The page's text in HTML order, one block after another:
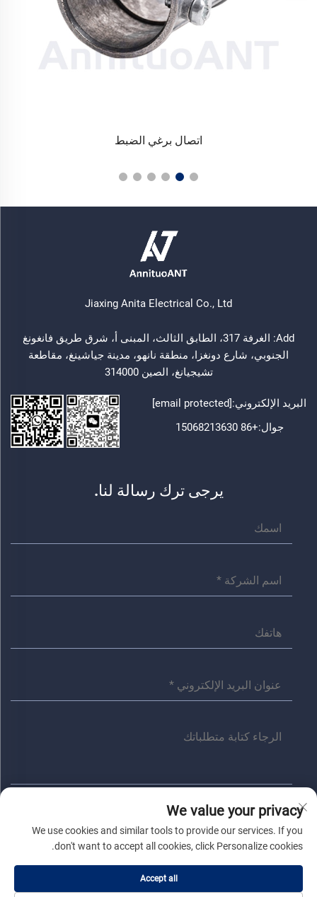
اتصال برغي الضبط
Jiaxing Anita Electrical Co., Ltd
Add: الغرفة 317، الطابق الثالث، المبنى أ، شرق طريق فانغونغ
الجنوبي، شارع دونغزا، منطقة نانهو، مدينة جياشينغ، مقاطعة
تشيجيانغ، الصين 314000
البريد الإلكتروني:[email protected]
جوال:+86 15068213630
يرجى ترك رسالة لنا.
إرسال
حقوق النسخ © شركة جياشينغ أنита الكهربائية المحدودة. جميع الحقوق
محفوظة |سياسة الخصوصية|المدونة
We value your privacy
We use cookies and similar tools to provide our services. If you
don't want to accept all cookies, click Personalize cookies.
Accept all